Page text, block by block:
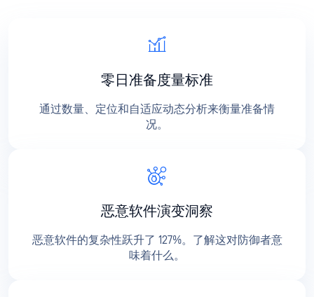
零日准备度量标准
通过数量、定位和自适应动态分析来衡量准备情
况。
恶意软件演变洞察
恶意软件的复杂性跃升了 127%。了解这对防御者意
味着什么。